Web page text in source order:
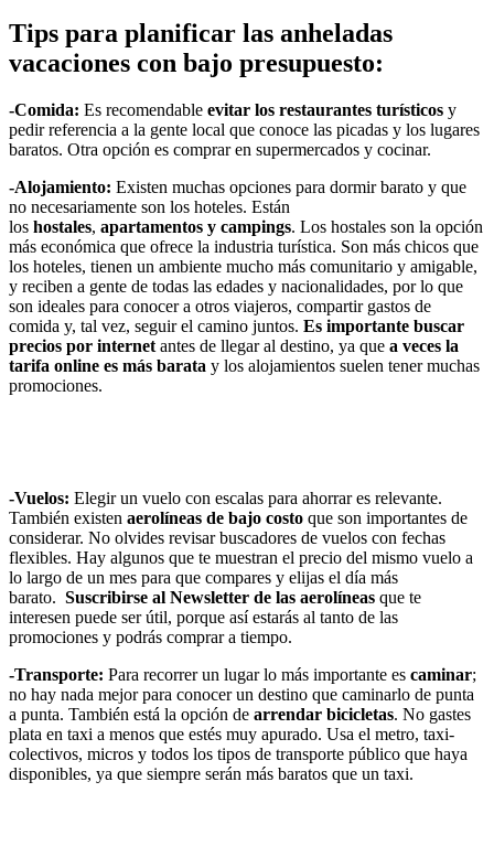
Tips para planificar las anheladas
vacaciones con bajo presupuesto:
-Comida: Es recomendable evitar los restaurantes turísticos y
pedir referencia a la gente local que conoce las picadas y los lugares
baratos. Otra opción es comprar en supermercados y cocinar.
-Alojamiento: Existen muchas opciones para dormir barato y que
no necesariamente son los hoteles. Están
los hostales, apartamentos y campings. Los hostales son la opción
más económica que ofrece la industria turística. Son más chicos que
los hoteles, tienen un ambiente mucho más comunitario y amigable,
y reciben a gente de todas las edades y nacionalidades, por lo que
son ideales para conocer a otros viajeros, compartir gastos de
comida y, tal vez, seguir el camino juntos. Es importante buscar
precios por internet antes de llegar al destino, ya que a veces la
tarifa online es más barata y los alojamientos suelen tener muchas
promociones.
-Vuelos: Elegir un vuelo con escalas para ahorrar es relevante.
También existen aerolíneas de bajo costo que son importantes de
considerar. No olvides revisar buscadores de vuelos con fechas
flexibles. Hay algunos que te muestran el precio del mismo vuelo a
lo largo de un mes para que compares y elijas el día más
barato. Suscribirse al Newsletter de las aerolíneas que te
interesen puede ser útil, porque así estarás al tanto de las
promociones y podrás comprar a tiempo.
-Transporte: Para recorrer un lugar lo más importante es caminar;
no hay nada mejor para conocer un destino que caminarlo de punta
a punta. También está la opción de arrendar bicicletas. No gastes
plata en taxi a menos que estés muy apurado. Usa el metro, taxi-
colectivos, micros y todos los tipos de transporte público que haya
disponibles, ya que siempre serán más baratos que un taxi.